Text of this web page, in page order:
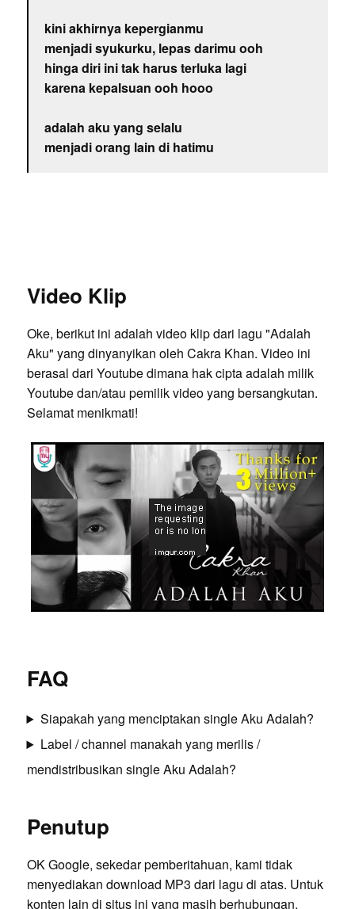
kini akhirnya kepergianmu
menjadi syukurku, lepas darimu ooh
hinga diri ini tak harus terluka lagi
karena kepalsuan ooh hooo
adalah aku yang selalu
menjadi orang lain di hatimu
Video Klip
Oke, berikut ini adalah video klip dari lagu "Adalah
Aku" yang dinyanyikan oleh Cakra Khan. Video ini
berasal dari Youtube dimana hak cipta adalah milik
Youtube dan/atau pemilik video yang bersangkutan.
Selamat menikmati!
FAQ
Siapakah yang menciptakan single Aku Adalah?
Label / channel manakah yang merilis /
mendistribusikan single Aku Adalah?
Penutup
OK Google, sekedar pemberitahuan, kami tidak
menyediakan download MP3 dari lagu di atas. Untuk
konten lain di situs ini yang masih berhubungan,